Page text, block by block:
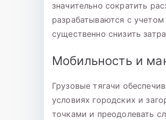
значительно сократить
разрабатываются с
существенно снизить
Мобильность и
Грузовые тягачи
условиях городских и
точками и преодолевать